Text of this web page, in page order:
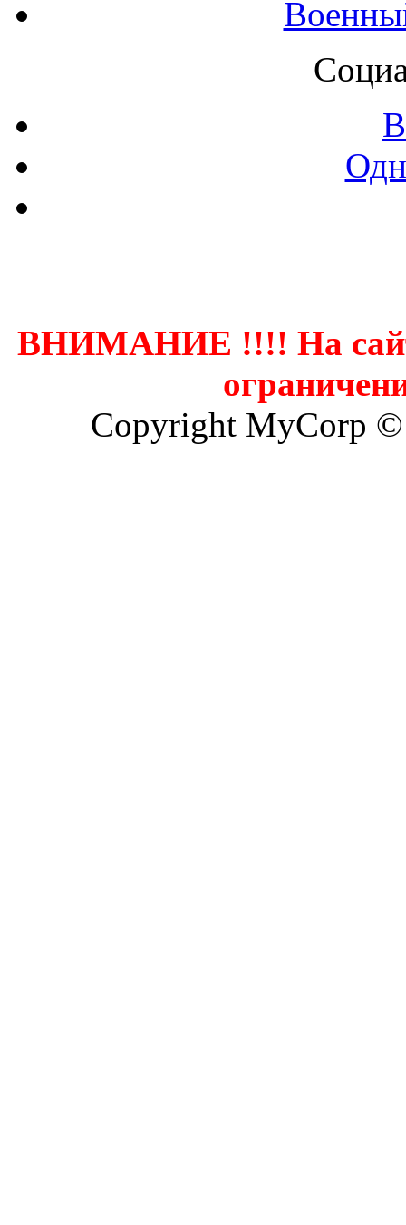
ВНИМАНИЕ !!!! На
Copyright MyCorp